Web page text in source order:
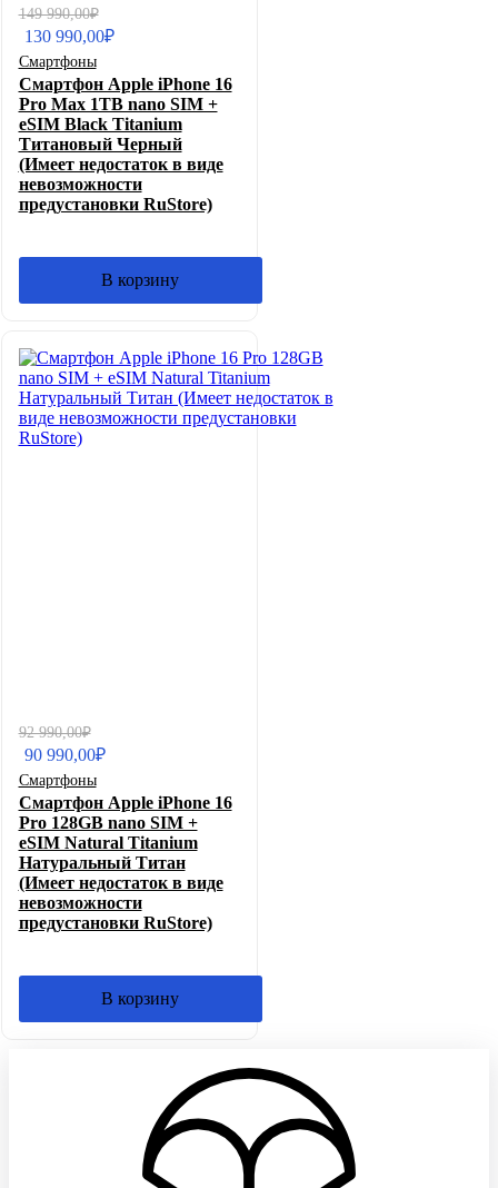
149 990,00₽
Первоначальная
цена
составляла
149
990,00₽.
130 990,00₽
Текущая
цена:
990,00₽.
Смартфоны
Смартфон Apple iPhone 16
Pro Max 1TB nano SIM +
eSIM Black Titanium
Титановый Черный
(Имеет недостаток в виде
невозможности
предустановки RuStore)
В корзину
92 990,00₽
Первоначальная
цена
составляла
92
990,00₽.
90 990,00₽
Текущая
цена:
990,00₽.
Смартфоны
Смартфон Apple iPhone 16
Pro 128GB nano SIM +
eSIM Natural Titanium
Натуральный Титан
(Имеет недостаток в виде
невозможности
предустановки RuStore)
В корзину